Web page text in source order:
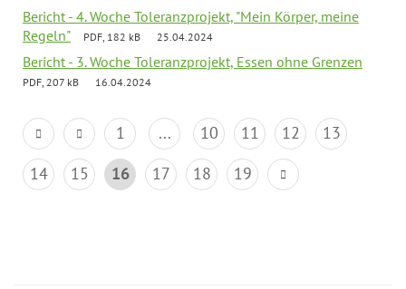
Bericht - 4. Woche Toleranzprojekt, "Mein Körper, meine
Regeln"
PDF, 182 kB 25.04.2024
Bericht - 3. Woche Toleranzprojekt, Essen ohne Grenzen
PDF, 207 kB 16.04.2024
1 ... 10 11 12
13
14
15 16 17 18 19